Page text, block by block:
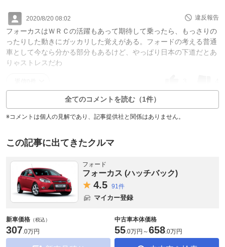
2020/8/20 08:02 違反報告
フォーカスはＷＲＣの活躍もあって期待して乗ったら、もっさりの
ったりした動きにガッカリした覚えがある。フォードの考える普通
車として今なら分かる部分もあるけど、やっぱり日本の下道だとあ
りゃストレスだわ
全てのコメントを読む（1件）
※コメントは個人の見解であり、記事提供社と関係はありません。
この記事に出てきたクルマ
フォード
フォーカス (ハッチバック)
4.5 91件
マイカー登録
新車価格 （税込）
307.0万円
中古車本体価格
55.0万円 ～658.0万円